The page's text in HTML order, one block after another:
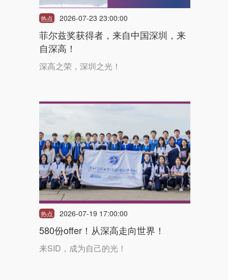
热点 2026-07-23 23:00:00
菲尔兹奖获得者，来自中国深圳，来
自深高！
深高之荣，深圳之光！
热点 2026-07-19 17:00:00
580份offer！从深高走向世界！
来SID，成为自己的光！